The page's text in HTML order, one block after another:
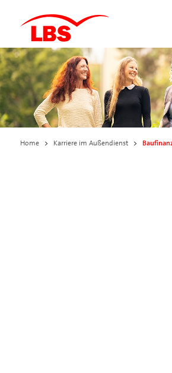
Home> Karriere im Außendienst>